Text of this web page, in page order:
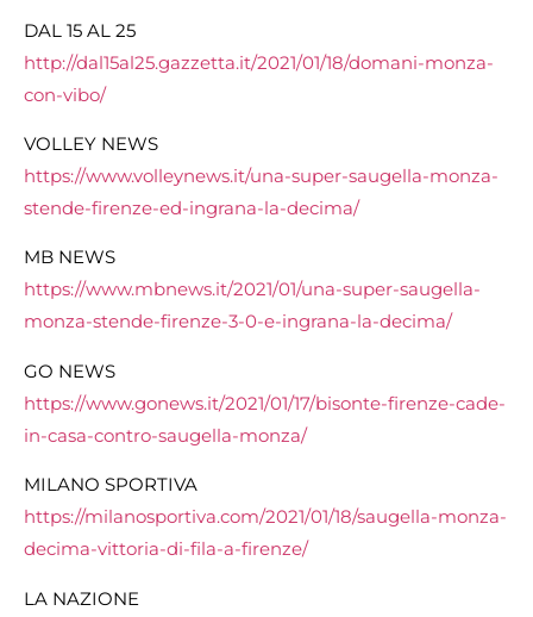
DAL 15 AL 25
http://dal15al25.gazzetta.it/2021/01/18/domani-monza-
con-vibo/
VOLLEY NEWS
https://www.volleynews.it/una-super-saugella-monza-
stende-firenze-ed-ingrana-la-decima/
MB NEWS
https://www.mbnews.it/2021/01/una-super-saugella-
monza-stende-firenze-3-0-e-ingrana-la-decima/
GO NEWS
https://www.gonews.it/2021/01/17/bisonte-firenze-cade-
in-casa-contro-saugella-monza/
MILANO SPORTIVA
https://milanosportiva.com/2021/01/18/saugella-monza-
decima-vittoria-di-fila-a-firenze/
LA NAZIONE